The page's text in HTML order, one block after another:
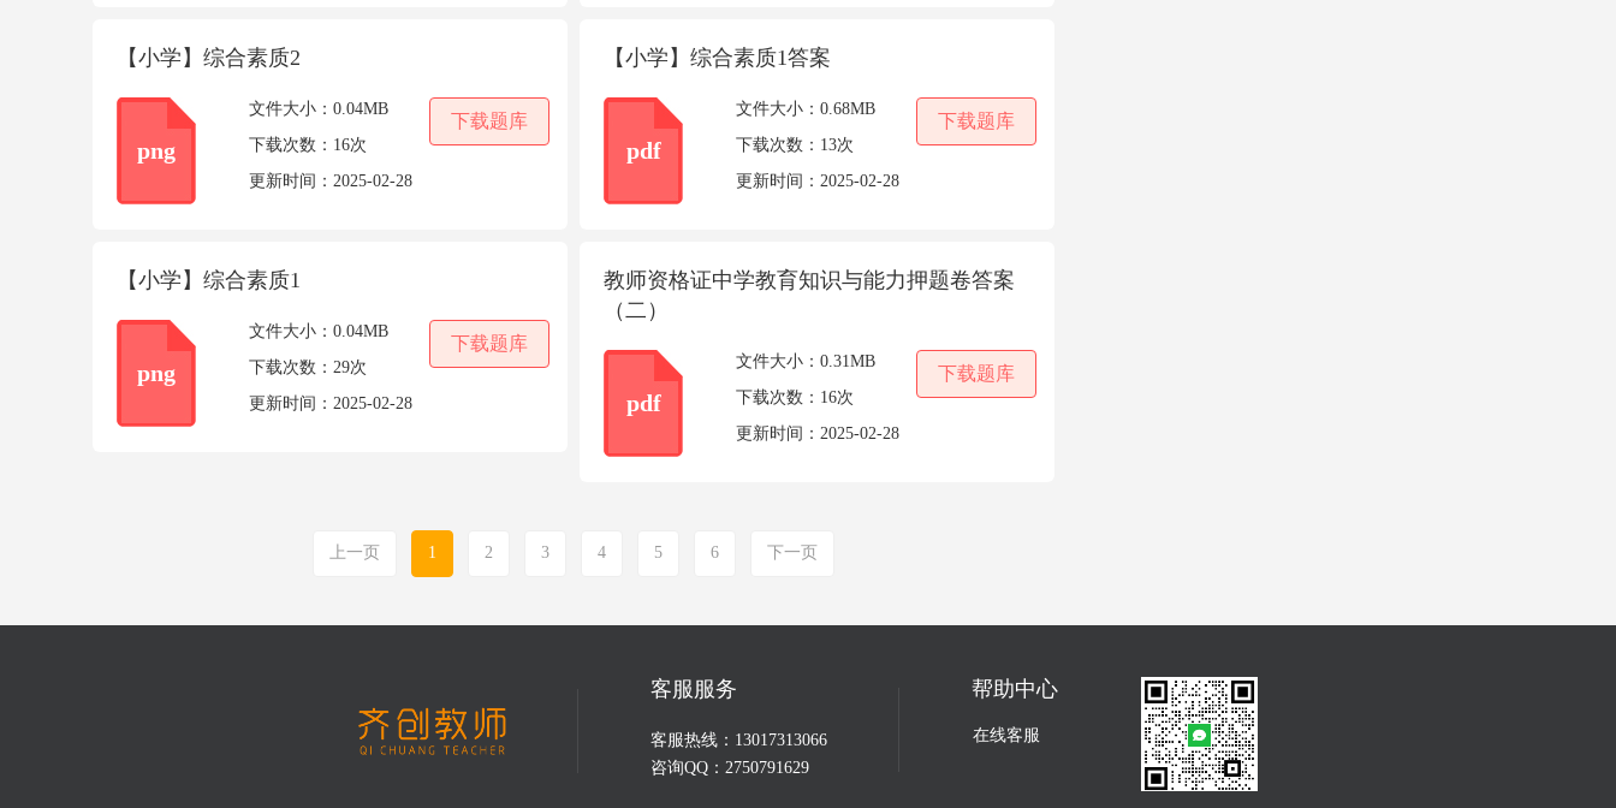
【小学】综合素质2
png
文件大小： 0.04MB
下载次数： 16次
更新时间： 2025-02-28
下载题库
【小学】综合素质1答案
pdf
文件大小： 0.68MB
下载次数： 13次
更新时间： 2025-02-28
下载题库
【小学】综合素质1
png
文件大小： 0.04MB
下载次数： 29次
更新时间： 2025-02-28
下载题库
教师资格证中学教育知识与能力押题卷答案
（二）
pdf
文件大小： 0.31MB
下载次数： 16次
更新时间： 2025-02-28
下载题库
上一页 1 2 3 4 5 6 下一页
客服服务
客服热线：13017313066
咨询QQ：2750791629
帮助中心
在线客服